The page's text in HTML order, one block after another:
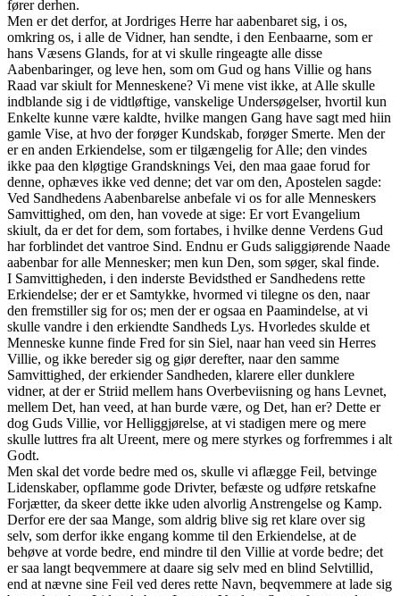
fører derhen.
Men er det derfor, at Jordriges Herre har aabenbaret sig, i os,
omkring os, i alle de Vidner, han sendte, i den Eenbaarne, som er
hans Væsens Glands, for at vi skulle ringeagte alle disse
Aabenbaringer, og leve hen, som om Gud og hans Villie og hans
Raad var skiult for Menneskene? Vi mene vist ikke, at Alle skulle
indblande sig i de vidtløftige, vanskelige Undersøgelser, hvortil kun
Enkelte kunne være kaldte, hvilke mangen Gang have sagt med hiin
gamle Vise, at hvo der forøger Kundskab, forøger Smerte. Men der
er en anden Erkiendelse, som er tilgængelig for Alle; den vindes
ikke paa den kløgtige Grandsknings Vei, den maa gaae forud for
denne, ophæves ikke ved denne; det var om den, Apostelen sagde:
Ved Sandhedens Aabenbarelse anbefale vi os for alle Menneskers
Samvittighed, om den, han vovede at sige: Er vort Evangelium
skiult, da er det for dem, som fortabes, i hvilke denne Verdens Gud
har forblindet det vantroe Sind. Endnu er Guds saliggiørende Naade
aabenbar for alle Mennesker; men kun Den, som søger, skal finde.
I Samvittigheden, i den inderste Bevidsthed er Sandhedens rette
Erkiendelse; der er et Samtykke, hvormed vi tilegne os den, naar
den fremstiller sig for os; men der er ogsaa en Paamindelse, at vi
skulle vandre i den erkiendte Sandheds Lys. Hvorledes skulde et
Menneske kunne finde Fred for sin Siel, naar han veed sin Herres
Villie, og ikke bereder sig og giør derefter, naar den samme
Samvittighed, der erkiender Sandheden, klarere eller dunklere
vidner, at der er Striid mellem hans Overbeviisning og hans Levnet,
mellem Det, han veed, at han burde være, og Det, han er? Dette er
dog Guds Villie, vor Helliggjørelse, at vi stadigen mere og mere
skulle luttres fra alt Ureent, mere og mere styrkes og forfremmes i alt
Godt.
Men skal det vorde bedre med os, skulle vi aflægge Feil, betvinge
Lidenskaber, opflamme gode Drivter, befæste og udføre retskafne
Forjætter, da skeer dette ikke uden alvorlig Anstrengelse og Kamp.
Derfor ere der saa Mange, som aldrig blive sig ret klare over sig
selv, som derfor ikke engang komme til den Erkiendelse, at de
behøve at vorde bedre, end mindre til den Villie at vorde bedre; det
er saa langt beqvemmere at daare sig selv med en blind Selvtillid,
end at nævne sine Feil ved deres rette Navn, beqvemmere at lade sig